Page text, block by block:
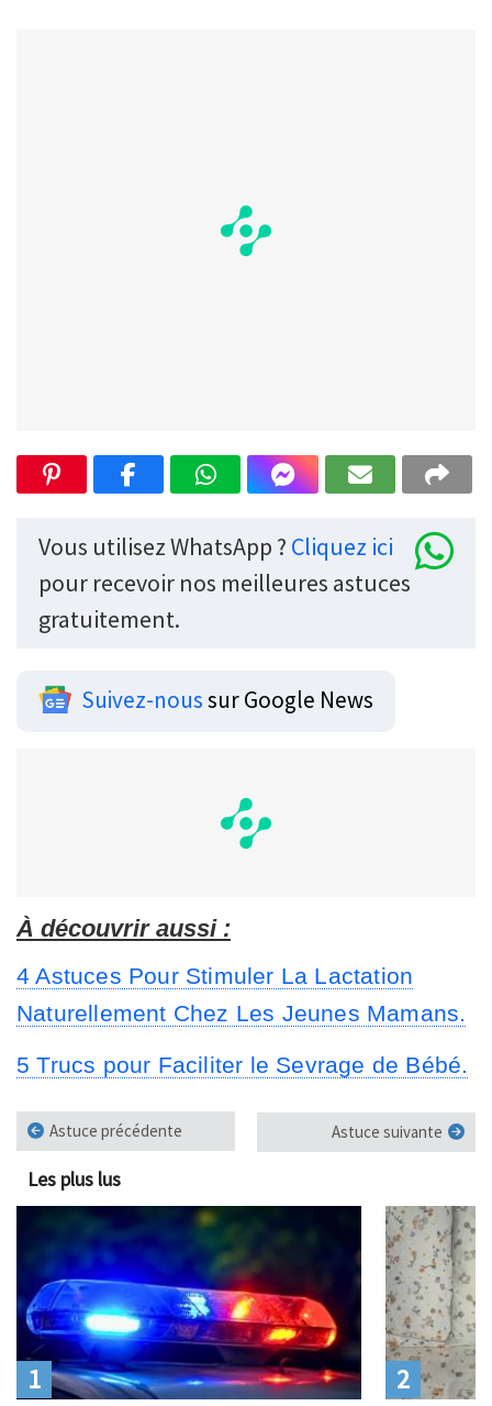
Vous utilisez WhatsApp ? Cliquez ici
pour recevoir nos meilleures astuces
gratuitement.
Suivez-noussur Google News
À découvrir aussi :
4 Astuces Pour Stimuler La Lactation
Naturellement Chez Les Jeunes Mamans.
5 Trucs pour Faciliter le Sevrage de Bébé.
Astuce précédente Astuce suivante
Les plus lus
1 2